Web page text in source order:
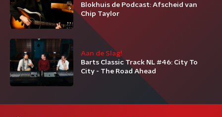
Blokhuis de Podcast: Afscheid van
Chip Taylor
Aan de Slag!
Barts Classic Track NL #46: City To
City - The Road Ahead